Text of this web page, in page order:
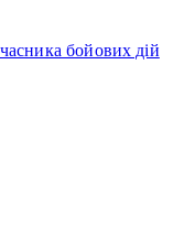
бойових дій